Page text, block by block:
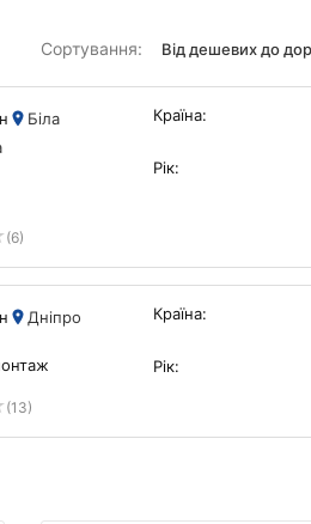
Сортування:
Біла
(6)
Країна:
Рік:
Дніпро
(13)
Країна:
Рік: